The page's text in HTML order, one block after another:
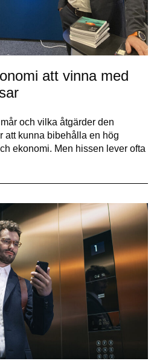
att vinna med
och vilka åtgärder den
att kunna bibehålla en hög
ekonomi. Men hissen lever ofta